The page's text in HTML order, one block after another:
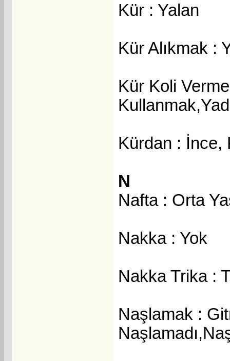
Kür : Yalan
Kür Alıkmak :
Kür Koli
Kürdan : İnce,
N
Nafta : Orta
Nakka : Yok
Nakka Trika :
Naşlamak :